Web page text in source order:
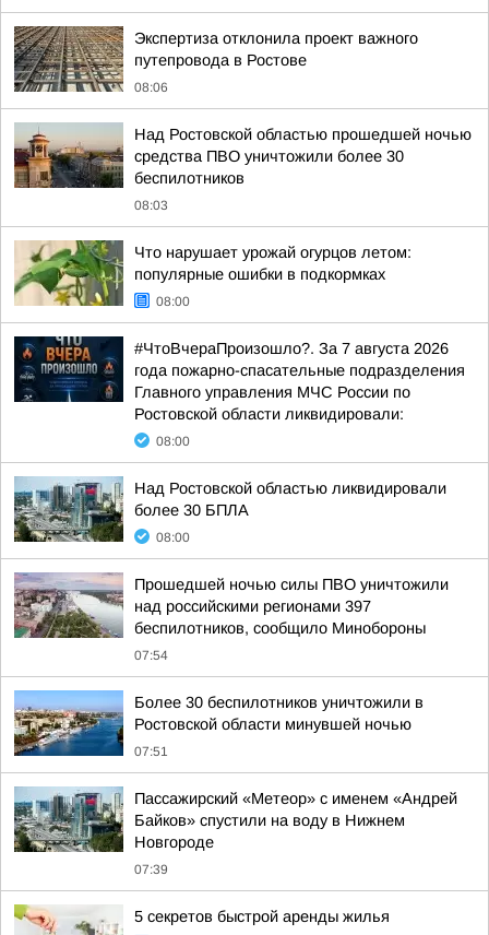
Экспертиза отклонила проект важного
путепровода в Ростове
08:06
Над Ростовской областью прошедшей ночью
средства ПВО уничтожили более 30
беспилотников
08:03
Что нарушает урожай огурцов летом:
популярные ошибки в подкормках
08:00
#ЧтоВчераПроизошло?. За 7 августа 2026
года пожарно-спасательные подразделения
Главного управления МЧС России по
Ростовской области ликвидировали:
08:00
Над Ростовской областью ликвидировали
более 30 БПЛА
08:00
Прошедшей ночью силы ПВО уничтожили
над российскими регионами 397
беспилотников, сообщило Минобороны
07:54
Более 30 беспилотников уничтожили в
Ростовской области минувшей ночью
07:51
Пассажирский «Метеор» с именем «Андрей
Байков» спустили на воду в Нижнем
Новгороде
07:39
5 секретов быстрой аренды жилья